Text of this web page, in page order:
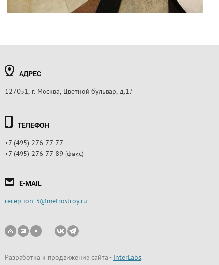
АДРЕС
127051, г. Москва, Цветной бульвар, д.17
ТЕЛЕФОН
+7 (495) 276-77-77
+7 (495) 276-77-89 (факс)
E-MAIL
reception-3@metrostroy.ru
Разработка и продвижение сайта - InterLabs